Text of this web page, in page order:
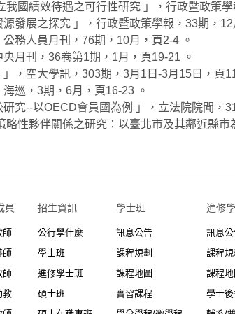
國績效待遇之可行性研究 」，行政暨政策
發展之探究 」，行政暨政策學報，33期，12
務人員月刊，76期，10月，頁2-4 。
月刊，36卷第1期，1月，頁19-21 。
，空大學訊，303期，3月1日-3月15日，頁
巡，3期，6月，頁16-23 。
究--以OECD會員國為例 」，立法院院聞，
性夥伴關係之研究：以臺北市及其鄰近縣
員
師
師
師
教
招生資訊
公行學什麼
學士班
進修學士班
碩士班
學士班⠀⠀
訊息公告
課程規劃
課程地圖
實習課程
進修
訊息
課程規
課程地
學士